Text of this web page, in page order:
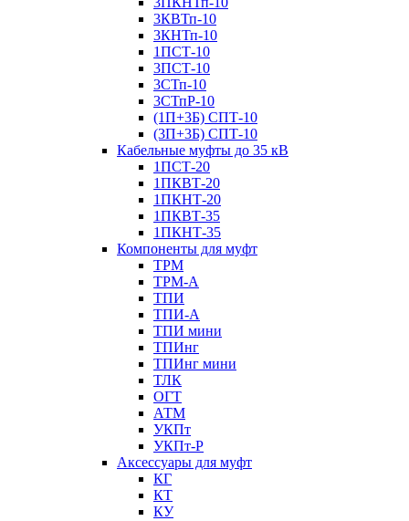
3КВТп-10
3КНТп-10
1ПСТ-10
3ПСТ-10
3СТп-10
3СТпР-10
(1П+3Б) СПТ-10
(3П+3Б) СПТ-10
Кабельные муфты до 35 кВ
1ПСТ-20
1ПКВТ-20
1ПКНТ-20
1ПКВТ-35
1ПКНТ-35
Компоненты для муфт
ТРМ
ТРМ-А
ТПИ
ТПИ-А
ТПИ мини
ТПИнг
ТПИнг мини
ТЛК
ОГТ
АТМ
УКПт
УКПт-Р
Аксессуары для муфт
КГ
КТ
КУ